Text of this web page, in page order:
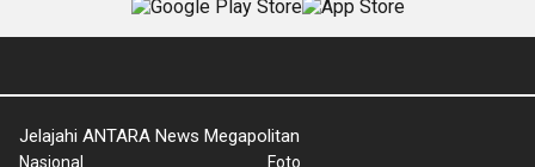
Jelajahi ANTARA News Megapolitan
Nasional
Foto